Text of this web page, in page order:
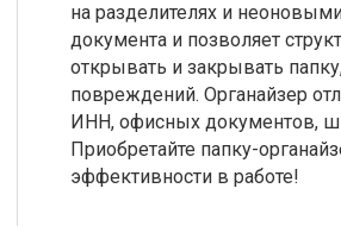
на разделителях и
документа и позволяет
открывать и закрывать
повреждений. Органайзер
ИНН, офисных документов,
Приобретайте папку-
эффективности в работе!